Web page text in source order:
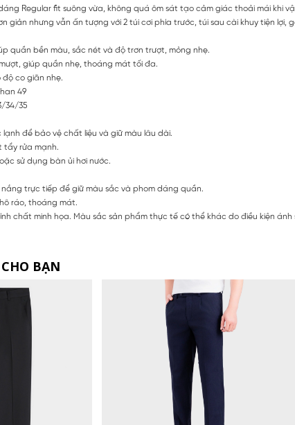
Regular fit suông vừa, không quá ôm sát tạo cảm giác thoải mái khi
giản nhưng vẫn ấn tượng với 2 túi cơi phía trước, túi sau cài khuy tiện lợi,
quần bền màu, sắc nét và độ trơn trượt, mỏng nhẹ.
mượt, giúp quần nhẹ, thoáng mát tối đa.
độ co giãn nhẹ.
49
34/35
để bảo vệ chất liệu và giữ màu lâu dài.
tẩy rửa mạnh.
sử dụng bàn ủi hơi nước.
nắng trực tiếp để giữ màu sắc và phom dáng quần.
ráo, thoáng mát.
chất minh họa. Màu sắc sản phẩm thực tế có thể khác do điều kiện ánh
BẠN